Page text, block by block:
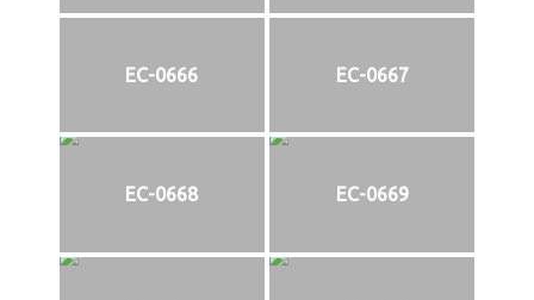
EC-0666 EC-0667
EC-0668 EC-0669